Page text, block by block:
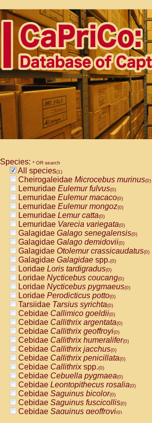
Species: * OR search
All species(1)
Cheirogaleidae Microcebus murinus(0)
Lemuridae Eulemur fulvus(0)
Lemuridae Eulemur macaco(0)
Lemuridae Eulemur mongoz(0)
Lemuridae Lemur catta(0)
Lemuridae Varecia variegata(0)
Galagidae Galago senegalensis(0)
Galagidae Galago demidovii(0)
Galagidae Otolemur crassicaudatus(0)
Galagidae Galagidae spp.(0)
Loridae Loris tardigradus(0)
Loridae Nycticebus coucang(0)
Loridae Nycticebus pygmaeus(0)
Loridae Perodicticus potto(0)
Tarsiidae Tarsius syrichta(0)
Cebidae Callimico goeldii(0)
Cebidae Callithrix argentata(0)
Cebidae Callithrix geoffroyi(0)
Cebidae Callithrix humeralifer(0)
Cebidae Callithrix jacchus(0)
Cebidae Callithrix penicillata(0)
Cebidae Callithrixspp.(0)
Cebidae Cebuella pygmaea(0)
Cebidae Leontopithecus rosalia(0)
Cebidae Saguinus bicolor(0)
Cebidae Saguinus fuscicollis(0)
Cebidae Saguinus geoffroyi(0)